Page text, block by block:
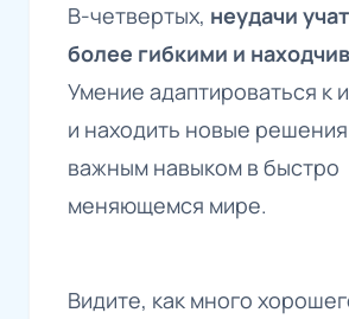
В-четвертых, неудачи
более гибкими и
Умение адаптироваться к
и находить новые
важным навыком в быстро
меняющемся мире.
Видите, как много